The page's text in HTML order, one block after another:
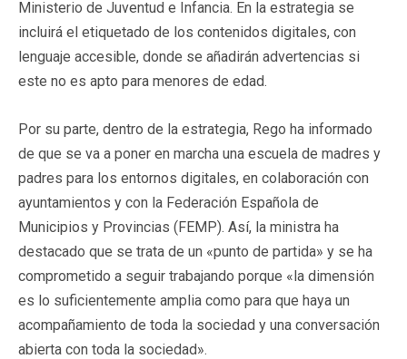
Ministerio de Juventud e Infancia. En la estrategia se
incluirá el etiquetado de los contenidos digitales, con
lenguaje accesible, donde se añadirán advertencias si
este no es apto para menores de edad.
Por su parte, dentro de la estrategia, Rego ha informado
de que se va a poner en marcha una escuela de madres y
padres para los entornos digitales, en colaboración con
ayuntamientos y con la Federación Española de
Municipios y Provincias (FEMP). Así, la ministra ha
destacado que se trata de un «punto de partida» y se ha
comprometido a seguir trabajando porque «la dimensión
es lo suficientemente amplia como para que haya un
acompañamiento de toda la sociedad y una conversación
abierta con toda la sociedad».